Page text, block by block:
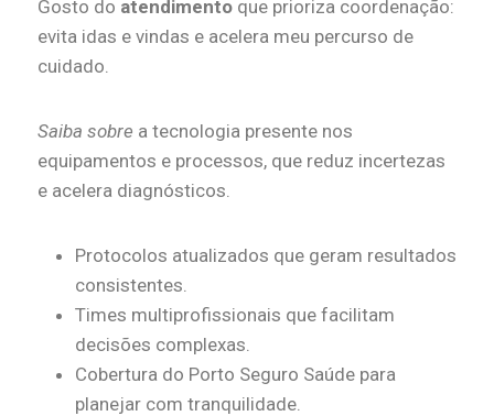
Gosto do atendimento que prioriza coordenação:
evita idas e vindas e acelera meu percurso de
cuidado.
Saiba sobre a tecnologia presente nos
equipamentos e processos, que reduz incertezas
e acelera diagnósticos.
Protocolos atualizados que geram resultados
consistentes.
Times multiprofissionais que facilitam
decisões complexas.
Cobertura do Porto Seguro Saúde para
planejar com tranquilidade.